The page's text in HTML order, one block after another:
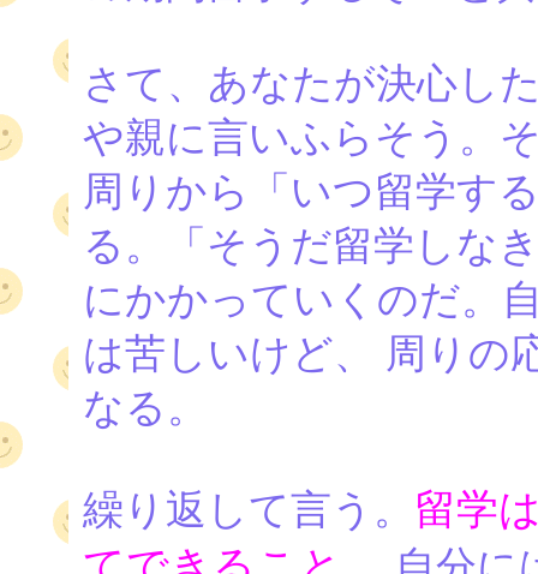
さて、あなたが決心し
や親に言いふらそう。
周りから「いつ留学す
る。「そうだ留学しな
にかかっていくのだ。
は苦しいけど、 周りの
なる。
繰り返して言う。 留学